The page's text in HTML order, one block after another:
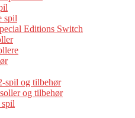
spil
Editions Switch
spil og tilbehør
og tilbehør